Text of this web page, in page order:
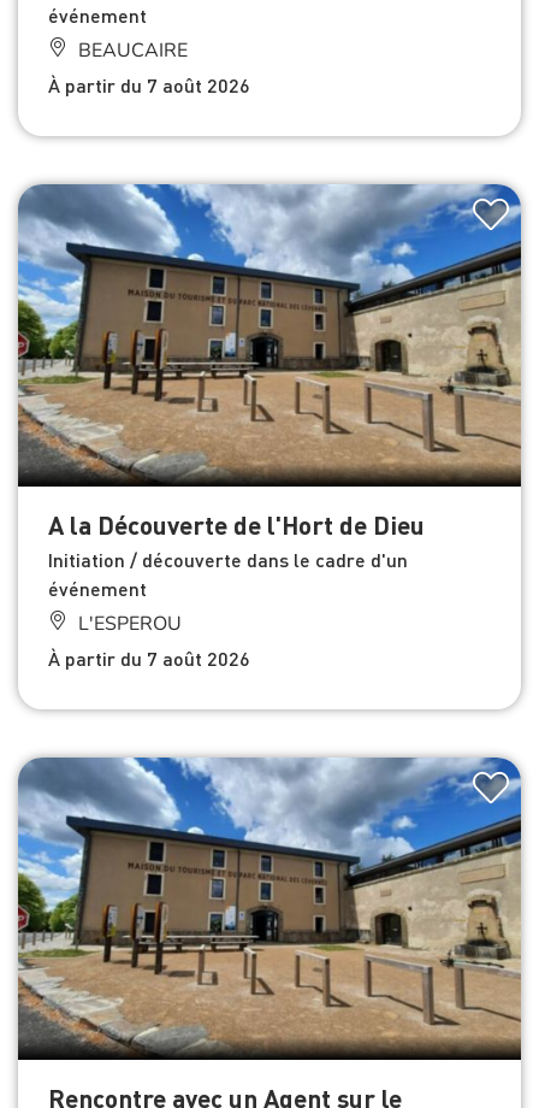
événement
BEAUCAIRE
À partir du 7 août 2026
A la Découverte de l'Hort de Dieu
Initiation / découverte dans le cadre d'un
événement
L'ESPEROU
À partir du 7 août 2026
Rencontre avec un Agent sur le